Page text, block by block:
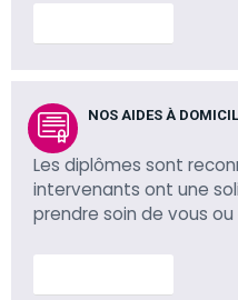
NOS AIDES À
Les diplômes sont
intervenants ont une
prendre soin de vous ou